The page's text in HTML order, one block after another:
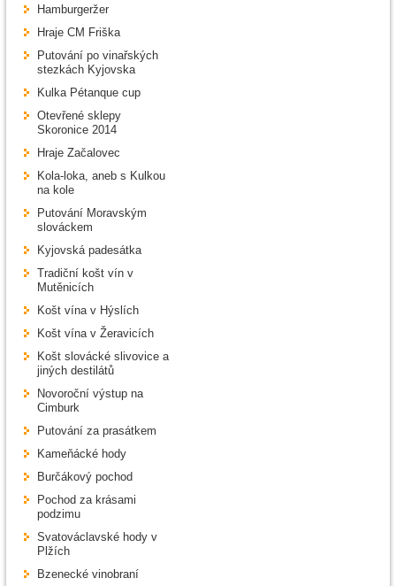
Hamburgeržer
Hraje CM Friška
Putování po vinařských
stezkách Kyjovska
Kulka Pétanque cup
Otevřené sklepy
Skoronice 2014
Hraje Začalovec
Kola-loka, aneb s Kulkou
na kole
Putování Moravským
slováckem
Kyjovská padesátka
Tradiční košt vín v
Mutěnicích
Košt vína v Hýslích
Košt vína v Žeravicích
Košt slovácké slivovice a
jiných destilátů
Novoroční výstup na
Cimburk
Putování za prasátkem
Kameňácké hody
Burčákový pochod
Pochod za krásami
podzimu
Svatováclavské hody v
Plžích
Bzenecké vinobraní